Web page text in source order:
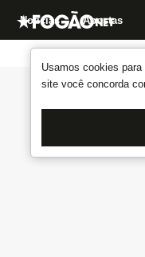
Usamos cookies
site você concorda
Notícias Apostas